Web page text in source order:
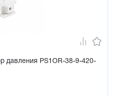
давления PS1OR-38-9-420-